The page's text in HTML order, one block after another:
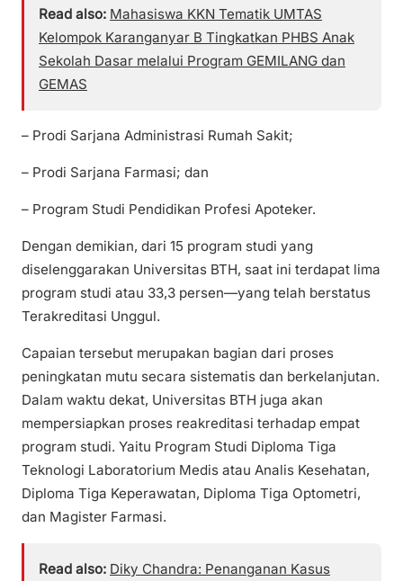
Read also: Mahasiswa KKN Tematik UMTAS
Kelompok Karanganyar B Tingkatkan PHBS Anak
Sekolah Dasar melalui Program GEMILANG dan
GEMAS
– Prodi Sarjana Administrasi Rumah Sakit;
– Prodi Sarjana Farmasi; dan
– Program Studi Pendidikan Profesi Apoteker.
Dengan demikian, dari 15 program studi yang
diselenggarakan Universitas BTH, saat ini terdapat lima
program studi atau 33,3 persen—yang telah berstatus
Terakreditasi Unggul.
Capaian tersebut merupakan bagian dari proses
peningkatan mutu secara sistematis dan berkelanjutan.
Dalam waktu dekat, Universitas BTH juga akan
mempersiapkan proses reakreditasi terhadap empat
program studi. Yaitu Program Studi Diploma Tiga
Teknologi Laboratorium Medis atau Analis Kesehatan,
Diploma Tiga Keperawatan, Diploma Tiga Optometri,
dan Magister Farmasi.
Read also: Diky Chandra: Penanganan Kasus